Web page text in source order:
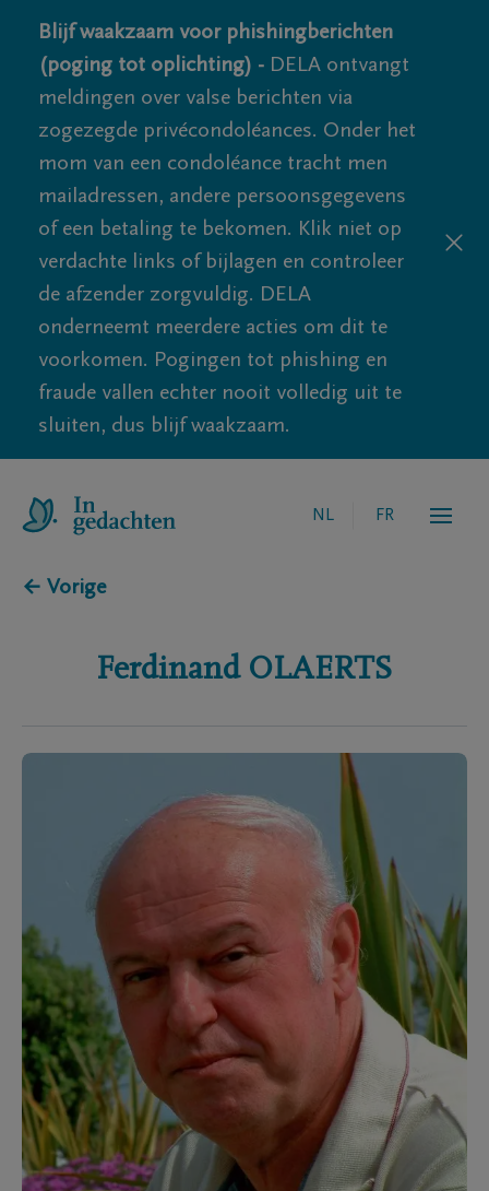
Blijf waakzaam voor phishingberichten
(poging tot oplichting) - DELA ontvangt
meldingen over valse berichten via
zogezegde privécondoléances. Onder het
mom van een condoléance tracht men
mailadressen, andere persoonsgegevens
of een betaling te bekomen. Klik niet op
verdachte links of bijlagen en controleer
de afzender zorgvuldig. DELA
onderneemt meerdere acties om dit te
voorkomen. Pogingen tot phishing en
fraude vallen echter nooit volledig uit te
sluiten, dus blijf waakzaam.
NL FR
← Vorige
Ferdinand OLAERTS